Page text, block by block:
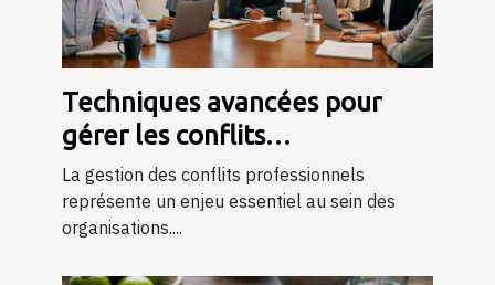
Techniques avancées pour
gérer les conflits
professionnels grâce à la
formation
La gestion des conflits professionnels
représente un enjeu essentiel au sein des
organisations....